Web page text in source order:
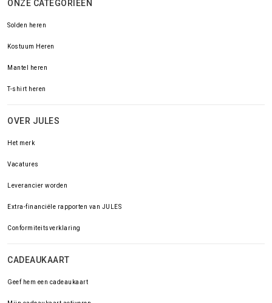
ONZE CATEGORIEËN
Solden heren
Kostuum Heren
Mantel heren
T-shirt heren
OVER JULES
Het merk
Vacatures
Leverancier worden
Extra-financiële rapporten van JULES
Conformiteitsverklaring
CADEAUKAART
Geef hem een cadeaukaart